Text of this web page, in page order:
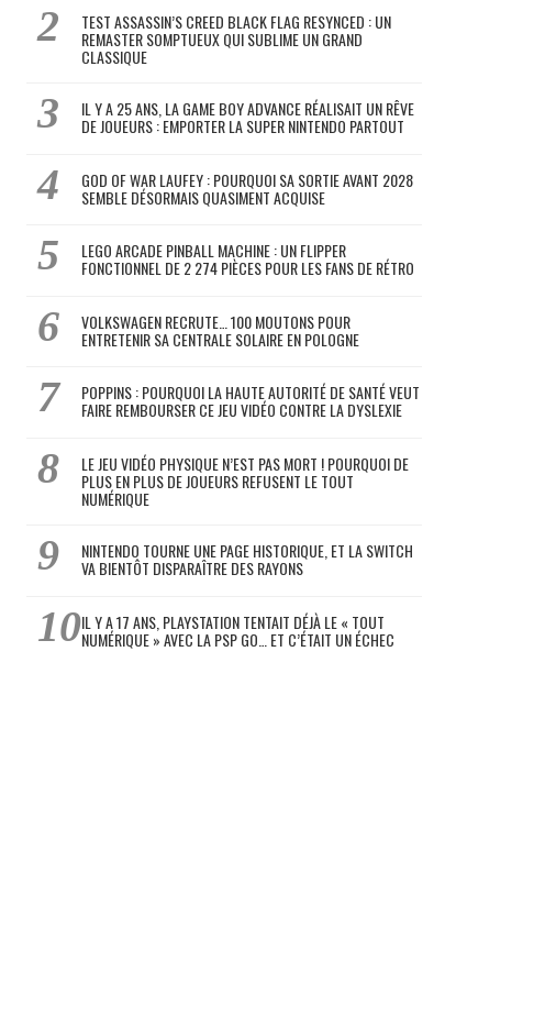
TEST ASSASSIN’S CREED BLACK FLAG RESYNCED : UN
REMASTER SOMPTUEUX QUI SUBLIME UN GRAND
CLASSIQUE
IL Y A 25 ANS, LA GAME BOY ADVANCE RÉALISAIT UN RÊVE
DE JOUEURS : EMPORTER LA SUPER NINTENDO PARTOUT
GOD OF WAR LAUFEY : POURQUOI SA SORTIE AVANT 2028
SEMBLE DÉSORMAIS QUASIMENT ACQUISE
LEGO ARCADE PINBALL MACHINE : UN FLIPPER
FONCTIONNEL DE 2 274 PIÈCES POUR LES FANS DE RÉTRO
VOLKSWAGEN RECRUTE… 100 MOUTONS POUR
ENTRETENIR SA CENTRALE SOLAIRE EN POLOGNE
POPPINS : POURQUOI LA HAUTE AUTORITÉ DE SANTÉ VEUT
FAIRE REMBOURSER CE JEU VIDÉO CONTRE LA DYSLEXIE
LE JEU VIDÉO PHYSIQUE N’EST PAS MORT ! POURQUOI DE
PLUS EN PLUS DE JOUEURS REFUSENT LE TOUT
NUMÉRIQUE
NINTENDO TOURNE UNE PAGE HISTORIQUE, ET LA SWITCH
VA BIENTÔT DISPARAÎTRE DES RAYONS
IL Y A 17 ANS, PLAYSTATION TENTAIT DÉJÀ LE « TOUT
NUMÉRIQUE » AVEC LA PSP GO… ET C’ÉTAIT UN ÉCHEC